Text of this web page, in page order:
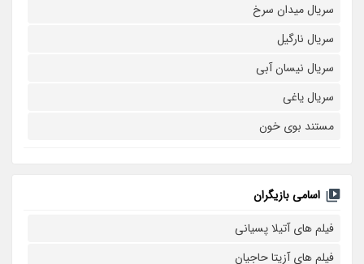
سریال میدان سرخ
سریال نارگیل
سریال نیسان آبی
سریال یاغی
مستند بوی خون
اسامی بازیگران
فیلم های آتیلا پسیانی
فیلم های آزیتا حاجیان